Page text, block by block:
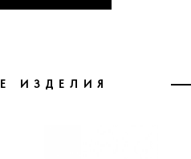
ИЗДЕЛИЯ